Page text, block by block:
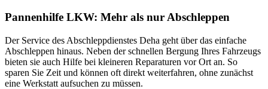
Pannenhilfe LKW: Mehr als nur Abschleppen
Der Service des Abschleppdienstes Deha geht über das einfache
Abschleppen hinaus. Neben der schnellen Bergung Ihres Fahrzeugs
bieten sie auch Hilfe bei kleineren Reparaturen vor Ort an. So
sparen Sie Zeit und können oft direkt weiterfahren, ohne zunächst
eine Werkstatt aufsuchen zu müssen.